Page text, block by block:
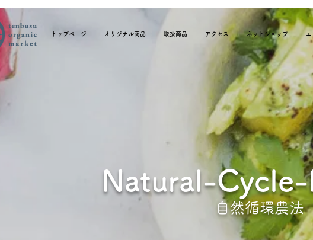
トップページ オリジナル商品 取扱商品 アクセス ネットショップ
Natural-Cycle-
自然循環農法